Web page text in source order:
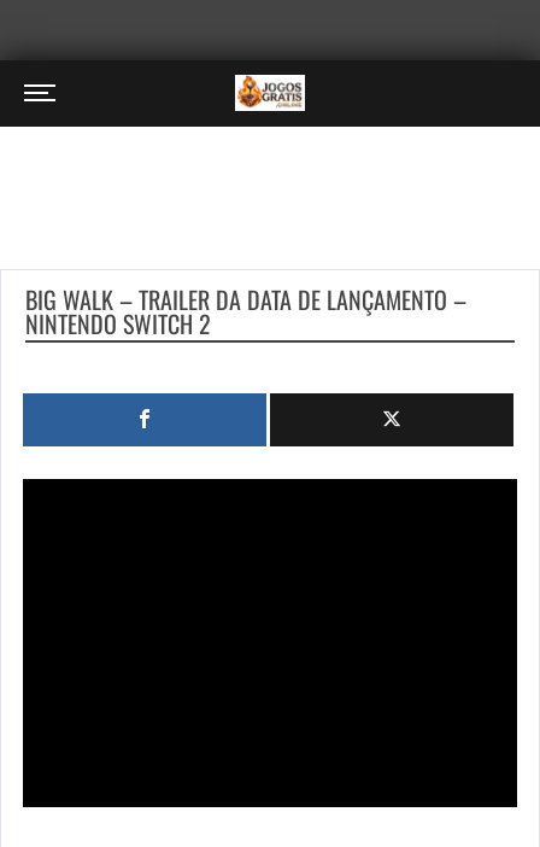
BIG WALK – TRAILER DA DATA DE LANÇAMENTO –
NINTENDO SWITCH 2